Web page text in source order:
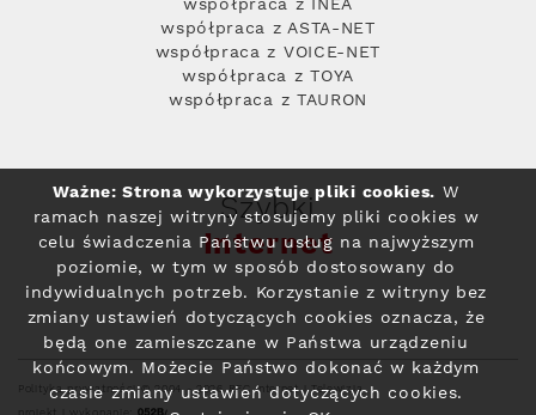
współpraca z INEA
współpraca z ASTA-NET
współpraca z VOICE-NET
współpraca z TOYA
współpraca z TAURON
Szybki
Internet
Polityka prywatności© 2004 - 2026 RFC Internet i Telewizja
Ważne: Strona wykorzystuje pliki cookies. W
ramach naszej witryny stosujemy pliki cookies w
celu świadczenia Państwu usług na najwyższym
poziomie, w tym w sposób dostosowany do
indywidualnych potrzeb. Korzystanie z witryny bez
zmiany ustawień dotyczących cookies oznacza, że
będą one zamieszczane w Państwa urządzeniu
końcowym. Możecie Państwo dokonać w każdym
czasie zmiany ustawień dotyczących cookies.